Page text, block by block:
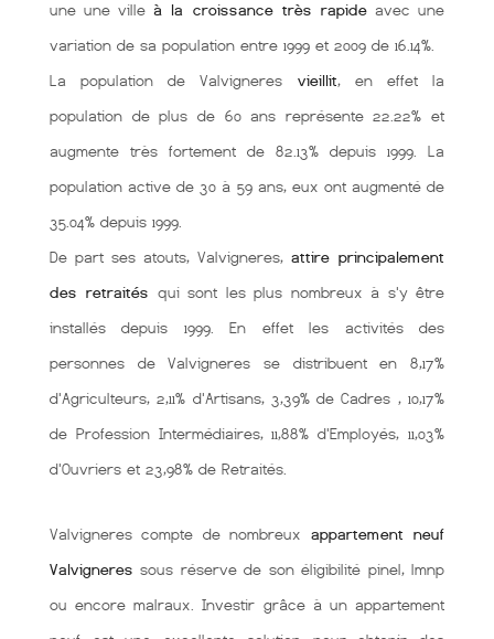
une une villeà la croissance très rapideavec une
variation de sa population entre 1999 et 2009 de 16.14%.
La population de Valvigneres vieillit, en effet la
population de plus de 60 ans représente 22.22% et
augmente très fortement de 82.13% depuis 1999. La
population active de 30 à 59 ans, eux ont augmenté de
35.04% depuis 1999.
De part ses atouts, Valvigneres, attire principalement
des retraités qui sont les plus nombreux à s'y être
installés depuis 1999. En effet les activités des
personnes de Valvigneres se distribuent en 8,17%
d'Agriculteurs, 2,11% d'Artisans, 3,39% de Cadres , 10,17%
de Profession Intermédiaires, 11,88% d'Employés, 11,03%
d'Ouvriers et 23,98% de Retraités.
Valvigneres compte de nombreux appartement neuf
Valvigneres sous réserve de son éligibilité pinel, lmnp
ou encore malraux. Investir grâce à un appartement